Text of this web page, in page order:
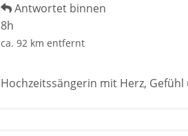
Antwortet binnen
8h
ca. 92 km entfernt
Hochzeitssängerin mit Herz,